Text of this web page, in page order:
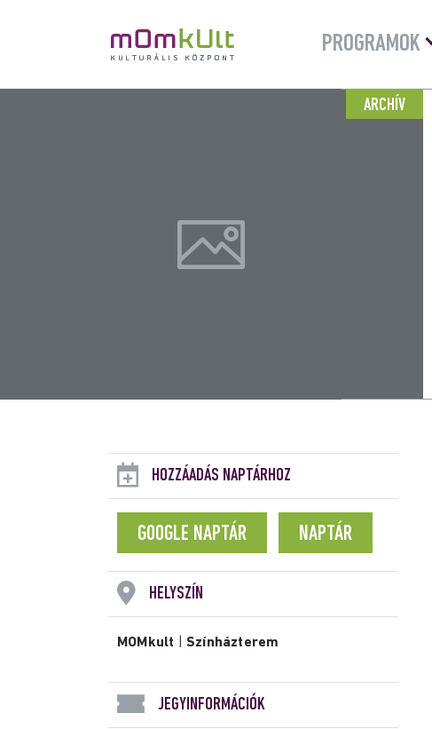
PROGRAMOK
ARCHÍV
HOZZÁADÁS NAPTÁRHOZ
GOOGLE NAPTÁR NAPTÁR
HELYSZÍN
MOMkult |Színházterem
JEGYINFORMÁCIÓK